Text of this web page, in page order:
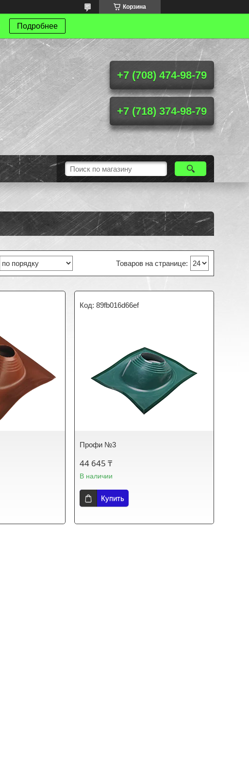
Корзина
Подробнее
+7 (708) 474-98-79
+7 (718) 374-98-79
89fb016d66ef
Профи №3
44 645 ₸
В наличии
Купить